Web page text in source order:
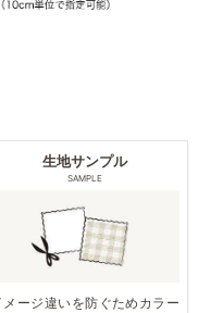
生地サンプル
SAMPLE
メージ違いを防ぐためカラー